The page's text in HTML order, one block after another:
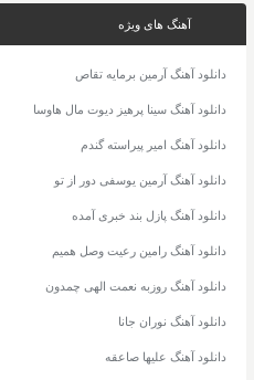
آهنگ های ویژه
دانلود آهنگ آرمین برمایه تقاص
دانلود آهنگ سینا پرهیز دیوت مال هاوسا
دانلود آهنگ امیر پیراسته گندم
دانلود آهنگ آرمین یوسفی دور از تو
دانلود آهنگ پازل بند خبری آمده
دانلود آهنگ رامین رعیت وصل همیم
دانلود آهنگ روزبه نعمت الهی چمدون
دانلود آهنگ نوران جانا
دانلود آهنگ علیها صاعقه